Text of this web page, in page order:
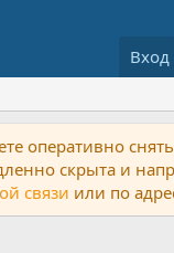
Вход
оперативно
скрыта и
связи или по